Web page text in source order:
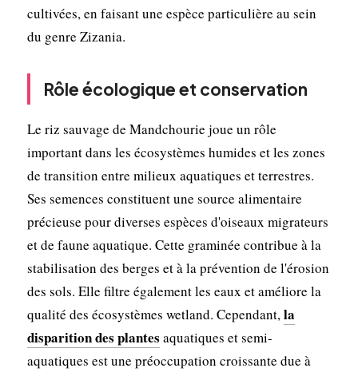
cultivées, en faisant une espèce particulière au sein
du genre Zizania.
Rôle écologique et conservation
Le riz sauvage de Mandchourie joue un rôle
important dans les écosystèmes humides et les zones
de transition entre milieux aquatiques et terrestres.
Ses semences constituent une source alimentaire
précieuse pour diverses espèces d'oiseaux migrateurs
et de faune aquatique. Cette graminée contribue à la
stabilisation des berges et à la prévention de l'érosion
des sols. Elle filtre également les eaux et améliore la
qualité des écosystèmes wetland. Cependant,la
disparition des plantes aquatiques et semi-
aquatiques est une préoccupation croissante due à